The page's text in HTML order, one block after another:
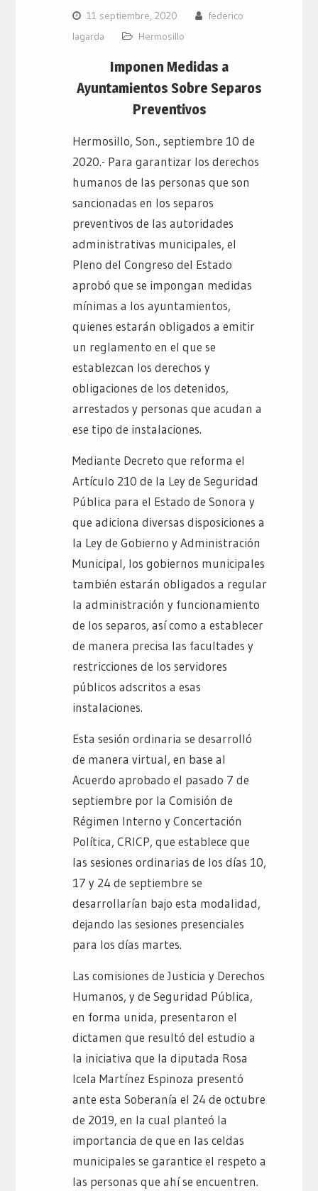
11 septiembre, 2020
federico
lagarda
Hermosillo
Imponen Medidas a
Ayuntamientos Sobre Separos
Preventivos
Hermosillo, Son., septiembre 10 de
2020.- Para garantizar los derechos
humanos de las personas que son
sancionadas en los separos
preventivos de las autoridades
administrativas municipales, el
Pleno del Congreso del Estado
aprobó que se impongan medidas
mínimas a los ayuntamientos,
quienes estarán obligados a emitir
un reglamento en el que se
establezcan los derechos y
obligaciones de los detenidos,
arrestados y personas que acudan a
ese tipo de instalaciones.
Mediante Decreto que reforma el
Artículo 210 de la Ley de Seguridad
Pública para el Estado de Sonora y
que adiciona diversas disposiciones a
la Ley de Gobierno y Administración
Municipal, los gobiernos municipales
también estarán obligados a regular
la administración y funcionamiento
de los separos, así como a establecer
de manera precisa las facultades y
restricciones de los servidores
públicos adscritos a esas
instalaciones.
Esta sesión ordinaria se desarrolló
de manera virtual, en base al
Acuerdo aprobado el pasado 7 de
septiembre por la Comisión de
Régimen Interno y Concertación
Política, CRICP, que establece que
las sesiones ordinarias de los días 10,
17 y 24 de septiembre se
desarrollarían bajo esta modalidad,
dejando las sesiones presenciales
para los días martes.
Las comisiones de Justicia y Derechos
Humanos, y de Seguridad Pública,
en forma unida, presentaron el
dictamen que resultó del estudio a
la iniciativa que la diputada Rosa
Icela Martínez Espinoza presentó
ante esta Soberanía el 24 de octubre
de 2019, en la cual planteó la
importancia de que en las celdas
municipales se garantice el respeto a
las personas que ahí se encuentren.